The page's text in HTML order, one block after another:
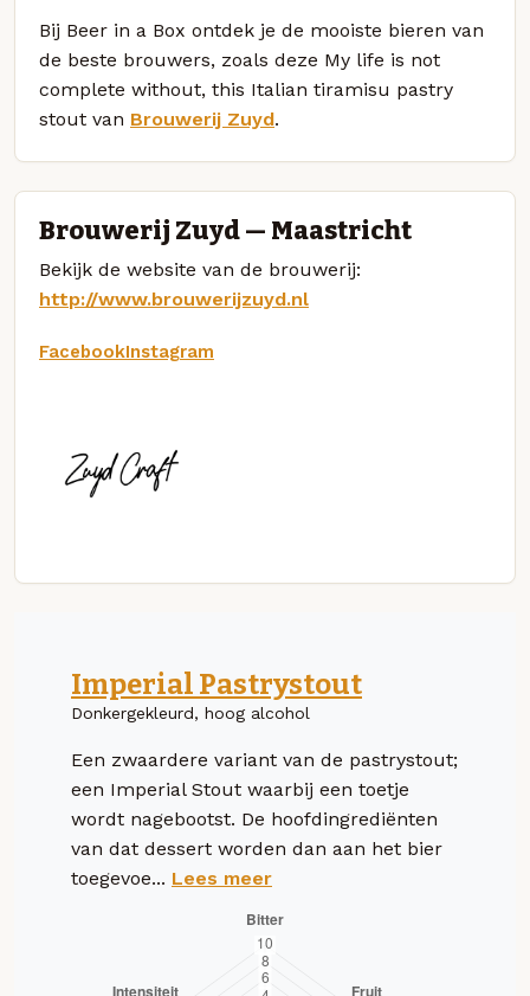
Bij Beer in a Box ontdek je de mooiste bieren van
de beste brouwers, zoals deze My life is not
complete without, this Italian tiramisu pastry
stout van Brouwerij Zuyd.
Brouwerij Zuyd — Maastricht
Bekijk de website van de brouwerij:
http://www.brouwerijzuyd.nl
FacebookInstagram
Imperial Pastrystout
Donkergekleurd, hoog alcohol
Een zwaardere variant van de pastrystout;
een Imperial Stout waarbij een toetje
wordt nagebootst. De hoofdingrediënten
van dat dessert worden dan aan het bier
toegevoe... Lees meer